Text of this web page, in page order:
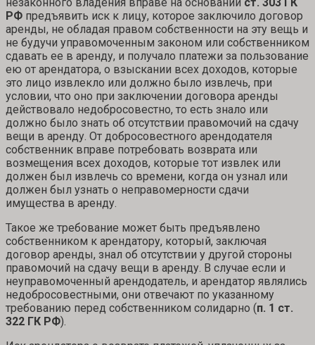
РФ предъявить иск к лицу, которое заключило договор
аренды, не обладая правом собственности на эту вещь и
не будучи управомоченным законом или собственником
сдавать ее в аренду, и получало платежи за пользование
ею от арендатора, о взыскании всех доходов, которые
это лицо извлекло или должно было извлечь, при
условии, что оно при заключении договора аренды
действовало недобросовестно, то есть знало или
должно было знать об отсутствии правомочий на сдачу
вещи в аренду. От добросовестного арендодателя
собственник вправе потребовать возврата или
возмещения всех доходов, которые тот извлек или
должен был извлечь со времени, когда он узнал или
должен был узнать о неправомерности сдачи
имущества в аренду.
Такое же требование может быть предъявлено
собственником к арендатору, который, заключая
договор аренды, знал об отсутствии у другой стороны
правомочий на сдачу вещи в аренду. В случае если и
неуправомоченный арендодатель, и арендатор являлись
недобросовестными, они отвечают по указанному
требованию перед собственником солидарно (п. 1 ст.
322 ГК РФ).